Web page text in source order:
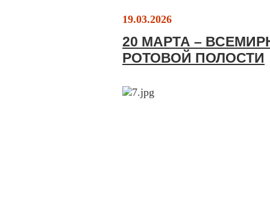
19.03.2026
20 МАРТА –
РОТОВОЙ ПОЛОСТИ